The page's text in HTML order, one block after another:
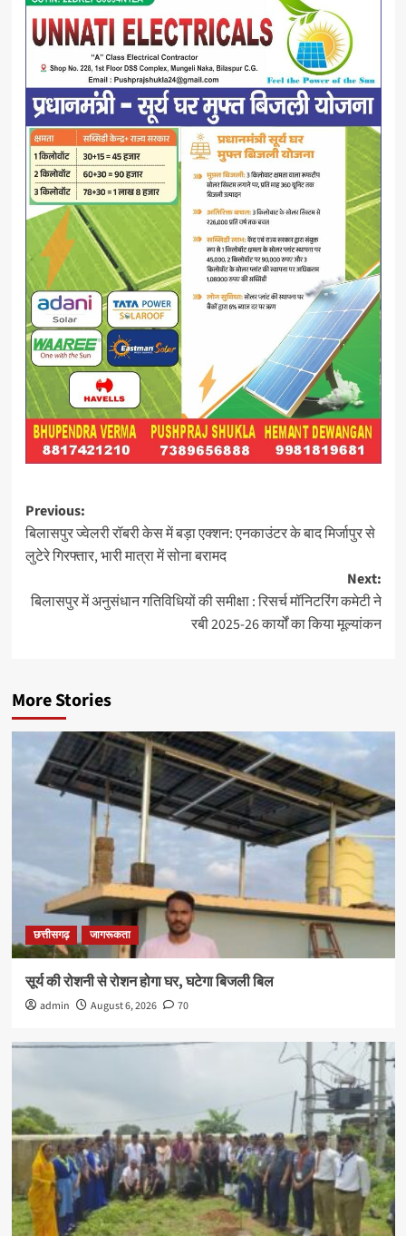
Post
navigation
Previous:
बिलासपुर ज्वेलरी रॉबरी केस में बड़ा एक्शन: एनकाउंटर के बाद मिर्जापुर से
लुटेरे गिरफ्तार, भारी मात्रा में सोना बरामद
Next:
बिलासपुर में अनुसंधान गतिविधियों की समीक्षा : रिसर्च मॉनिटरिंग कमेटी ने
रबी 2025-26 कार्यों का किया मूल्यांकन
More Stories
छत्तीसगढ़ जागरूकता
सूर्य की रोशनी से रोशन होगा घर, घटेगा बिजली बिल
admin August 6, 2026 70